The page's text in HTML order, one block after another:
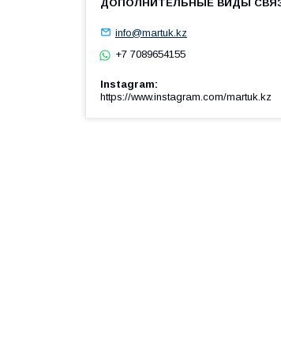
info@martuk.kz
+7 7089654155
Instagram
https://www.instagram.com/martuk.kz